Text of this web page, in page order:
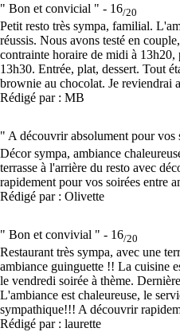
" Bon et convicial " - 16/20
Petit resto très sympa, familial.
réussis. Nous avons testé en
contrainte horaire de midi à 13h20,
13h30. Entrée, plat, dessert. Tout
brownie au chocolat. Je reviendrai
Rédigé par : MB
" A découvrir absolument pour vos
Décor sympa, ambiance
terrasse à l'arrière du resto avec
rapidement pour vos soirées entre
Rédigé par : Olivette
" Bon et convivial " - 16/20
Restaurant très sympa, avec une
ambiance guinguette !! La cuisine
le vendredi soirée à thème.
L'ambiance est chaleureuse, le
sympathique!!! A découvrir
Rédigé par : laurette